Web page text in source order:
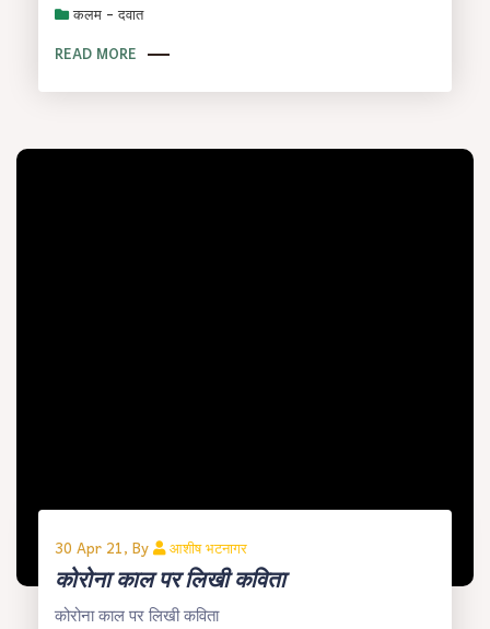
कलम - दवात
READ MORE
30 Apr 21, By आशीष भटनागर
कोरोना काल पर लिखी कविता
कोरोना काल पर लिखी कविता